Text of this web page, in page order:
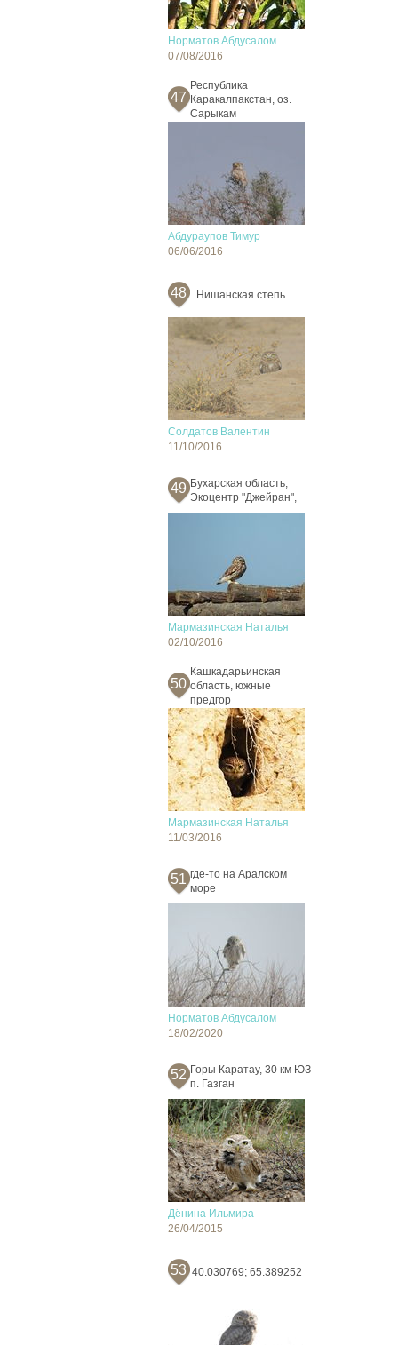
Норматов Абдусалом
07/08/2016
47
Республика
Каракалпакстан, оз.
Сарыкам
Абдураупов Тимур
06/06/2016
48 Нишанская степь
Солдатов Валентин
11/10/2016
49 Бухарская область,
Экоцентр "Джейран",
Мармазинская Наталья
02/10/2016
50
Кашкадарьинская
область, южные
предгор
Мармазинская Наталья
11/03/2016
51 где-то на Аралском
море
Норматов Абдусалом
18/02/2020
52 Горы Каратау, 30 км ЮЗ
п. Газган
Дёнина Ильмира
26/04/2015
53 40.030769; 65.389252